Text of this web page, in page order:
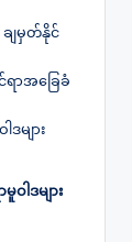
ချမှတ်နိုင်
ာအခြေခံ
ဒများ
ါဒများ